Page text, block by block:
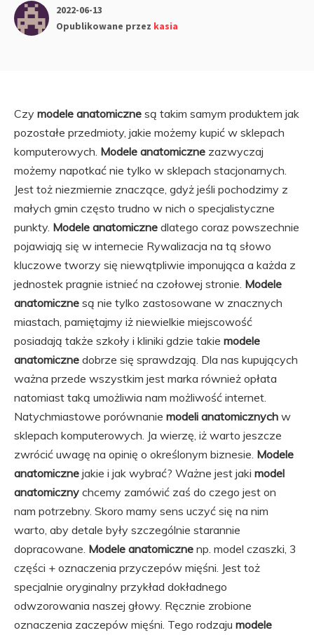
2022-06-13
Opublikowane przez kasia
Czy modele anatomiczne są takim samym produktem jak
pozostałe przedmioty, jakie możemy kupić w sklepach
komputerowych. Modele anatomiczne zazwyczaj
możemy napotkać nie tylko w sklepach stacjonarnych.
Jest toż niezmiernie znaczące, gdyż jeśli pochodzimy z
małych gmin często trudno w nich o specjalistyczne
punkty. Modele anatomiczne dlatego coraz powszechnie
pojawiają się w internecie Rywalizacja na tą słowo
kluczowe tworzy się niewątpliwie imponująca a każda z
jednostek pragnie istnieć na czołowej stronie. Modele
anatomiczne są nie tylko zastosowane w znacznych
miastach, pamiętajmy iż niewielkie miejscowość
posiadają także szkoły i kliniki gdzie takie modele
anatomiczne dobrze się sprawdzają. Dla nas kupujących
ważna przede wszystkim jest marka również opłata
natomiast taką umożliwia nam możliwość internet.
Natychmiastowe porównanie modeli anatomicznych w
sklepach komputerowych. Ja wierzę, iż warto jeszcze
zwrócić uwagę na opinię o określonym biznesie. Modele
anatomiczne jakie i jak wybrać? Ważne jest jaki model
anatomiczny chcemy zamówić zaś do czego jest on
nam potrzebny. Skoro mamy sens uczyć się na nim
warto, aby detale były szczególnie starannie
dopracowane. Modele anatomiczne np. model czaszki, 3
części + oznaczenia przyczepów mięśni. Jest toż
specjalnie oryginalny przykład dokładnego
odwzorowania naszej głowy. Ręcznie zrobione
oznaczenia zaczepów mięśni. Tego rodzaju modele